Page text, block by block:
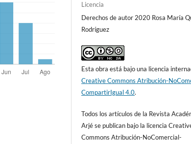
Licencia
Derechos de autor 2020 Rosa María
Rodríguez
Esta obra está bajo una licencia
Creative Commons Atribución-
CompartirIgual 4.0.
Todos los artículos de la Revista
Arjé se publican bajo la licencia
Commons Atribución-NoComercial-